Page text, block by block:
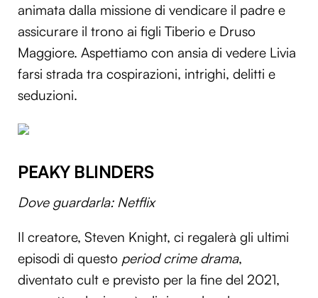
animata dalla missione di vendicare il padre e
assicurare il trono ai figli Tiberio e Druso
Maggiore. Aspettiamo con ansia di vedere Livia
farsi strada tra cospirazioni, intrighi, delitti e
seduzioni.
PEAKY BLINDERS
Dove guardarla: Netflix
Il creatore, Steven Knight, ci regalerà gli ultimi
episodi di questo period crime drama,
diventato cult e previsto per la fine del 2021,